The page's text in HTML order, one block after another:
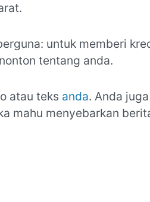
untuk memberi
tentang anda.
atau teks anda. Anda
mahu menyebarkan